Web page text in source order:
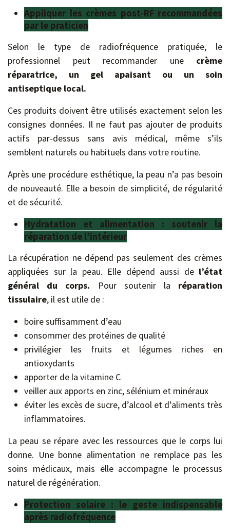
Appliquer les crèmes post-RF recommandées
par le praticien
Selon le type de radiofréquence pratiquée, le
professionnel peut recommander une crème
réparatrice, un gel apaisant ou un soin
antiseptique local.
Ces produits doivent être utilisés exactement selon les
consignes données. Il ne faut pas ajouter de produits
actifs par-dessus sans avis médical, même s’ils
semblent naturels ou habituels dans votre routine.
Après une procédure esthétique, la peau n’a pas besoin
de nouveauté. Elle a besoin de simplicité, de régularité
et de sécurité.
Hydratation et alimentation : soutenir la
réparation de l’intérieur
La récupération ne dépend pas seulement des crèmes
appliquées sur la peau. Elle dépend aussi de l’état
général du corps. Pour soutenir la réparation
tissulaire, il est utile de :
boire suffisamment d’eau
consommer des protéines de qualité
privilégier les fruits et légumes riches en
antioxydants
apporter de la vitamine C
veiller aux apports en zinc, sélénium et minéraux
éviter les excès de sucre, d’alcool et d’aliments très
inflammatoires.
La peau se répare avec les ressources que le corps lui
donne. Une bonne alimentation ne remplace pas les
soins médicaux, mais elle accompagne le processus
naturel de régénération.
Protection solaire : le geste indispensable
après radiofréquence